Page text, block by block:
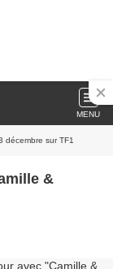
MENU
décembre sur TF1
&